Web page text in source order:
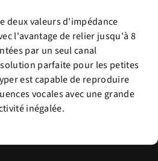
deux valeurs d'impédance
l'avantage de relier jusqu'à 8
par un seul canal
parfaite pour les petites
est capable de reproduire
vocales avec une grande
inégalée.